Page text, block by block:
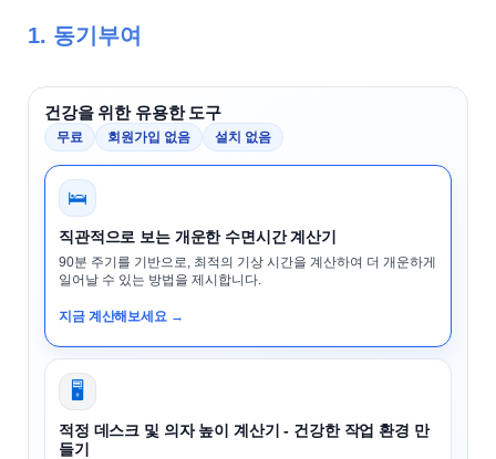
1. 동기부여
건강을 위한 유용한 도구
무료 회원가입 없음 설치 없음
🛌
직관적으로 보는 개운한 수면시간 계산기
90분 주기를 기반으로, 최적의 기상 시간을 계산하여 더 개운하게
일어날 수 있는 방법을 제시합니다.
지금 계산해보세요 →
🖥️
적정 데스크 및 의자 높이 계산기 - 건강한 작업 환경 만
들기